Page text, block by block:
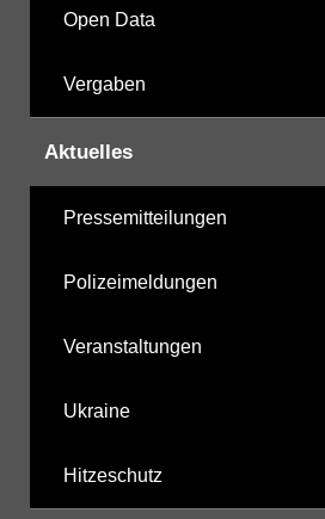
Open Data
Vergaben
Aktuelles
Pressemitteilungen
Polizeimeldungen
Veranstaltungen
Ukraine
Hitzeschutz